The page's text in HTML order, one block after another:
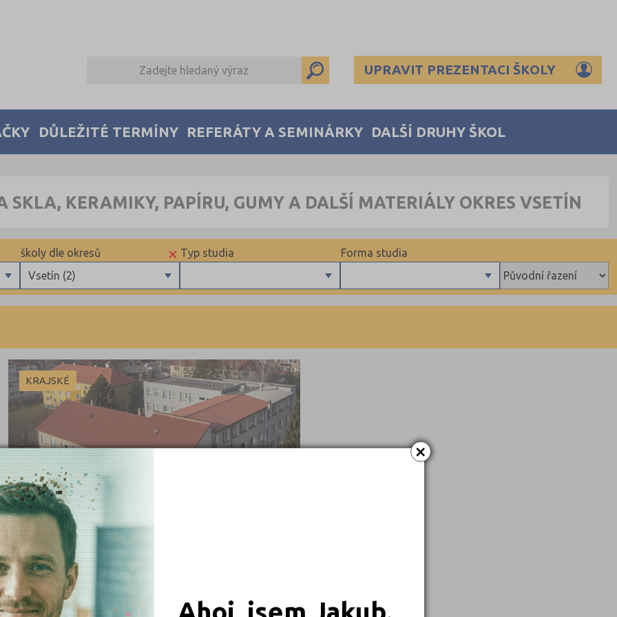
×
UPRAVIT PREZENTACI ŠKOLY
DŮLEŽITÉ TERMÍNY REFERÁTY A SEMINÁRKY DALŠÍ DRUHY ŠKOL
SKLA, KERAMIKY, PAPÍRU, GUMY A DALŠÍ MATERIÁLY OKRES VSETÍN
Forma studia
Typ studia
×
Vsetín (2)
školy dle okresů
České Budějovice (1)
Domažlice (1)
Havlíčkův Brod (1)
Jablonec nad Nisou (2)
Jindřichův Hradec (1)
Karlovy Vary (1)
Kladno (1)
Litoměřice (1)
Most (1)
Olomouc (2)
Opava (1)
Ostrava-město (1)
KRAJSKÉ